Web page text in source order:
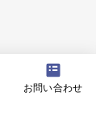
お問い合わせ